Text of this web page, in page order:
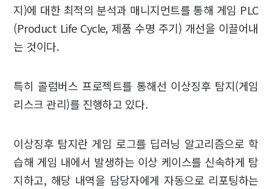
지)에 대한 최적의 분석과 매니지먼트를 통해 게임 PLC
(Product Life Cycle, 제품 수명 주기) 개선을 이끌어내
는 것이다.
특히 콜럼버스 프로젝트를 통해선 이상징후 탐지(게임
리스크 관리)를 진행하고 있다.
이상징후 탐지란 게임 로그를 딥러닝 알고리즘으로 학
습해 게임 내에서 발생하는 이상 케이스를 신속하게 탐
지하고, 해당 내역을 담당자에게 자동으로 리포팅하는